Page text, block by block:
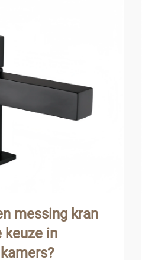
messing kran
keuze in